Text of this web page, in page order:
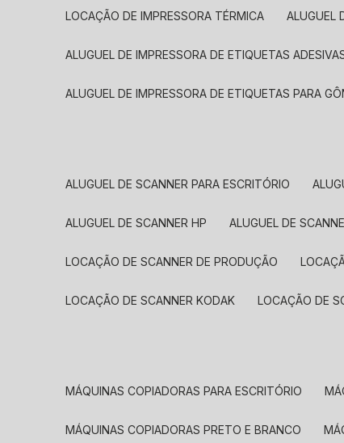
LOCAÇÃO DE IMPRESSORA TÉRMICA
ALUGUEL DE IMPRESSORA DE ETIQUETAS
ALUGUEL DE IMPRESSORA DE ETIQUETAS PARA
ALUGUEL DE SCANNER PARA ESCRITÓRIO
ALUGUEL DE SCANNER HP ALUGUEL DE
LOCAÇÃO DE SCANNER DE PRODUÇÃO
LOCAÇÃO DE SCANNER KODAK LOCAÇÃO DE
MÁQUINAS COPIADORAS PARA ESCRITÓRIO
MÁQUINAS COPIADORAS PRETO E BRANCO